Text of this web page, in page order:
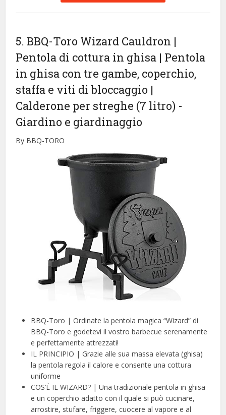
5. BBQ-Toro Wizard Cauldron |
Pentola di cottura in ghisa | Pentola
in ghisa con tre gambe, coperchio,
staffa e viti di bloccaggio |
Calderone per streghe (7 litro) -
Giardino e giardinaggio
By BBQ-TORO
BBQ-Toro | Ordinate la pentola magica “Wizard” di
BBQ-Toro e godetevi il vostro barbecue serenamente
e perfettamente attrezzati!
IL PRINCIPIO | Grazie alle sua massa elevata (ghisa)
la pentola regola il calore e consente una cottura
uniforme
COS’È IL WIZARD? | Una tradizionale pentola in ghisa
e un coperchio adatto con il quale si può cucinare,
arrostire, stufare, friggere, cuocere al vapore e al